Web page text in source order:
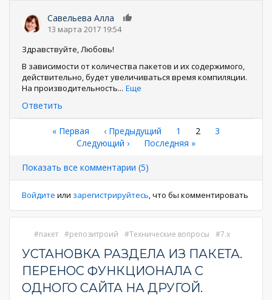
Савельева Алла
13 марта 2017 19:54
Здравствуйте, Любовь!
В зависимости от количества пакетов и их содержимого,
действительно, будет увеличиваться время компиляции.
На производительность... Еще
Ответить
Нумерация
страниц
Первая
страница
« Первая ←
‹ Предыдущий Страница
1
Текущая
2 Страница
3
Следующая
Следующий ›
Последняя
Последняя »
Показать все комментарии (5)
Войдите или зарегистрируйтесь, что бы комментировать
пакет репозитроий Технические вопросы 7.x
УСТАНОВКА РАЗДЕЛА ИЗ ПАКЕТА.
ПЕРЕНОС ФУНКЦИОНАЛА С
ОДНОГО САЙТА НА ДРУГОЙ.